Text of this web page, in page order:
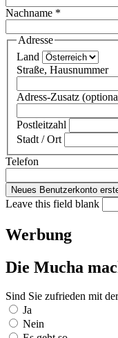
Nachname *
Adresse
Land
Straße, Hausnummer
Adress-Zusatz
Postleitzahl
Stadt / Ort
Telefon
Leave this field blank
Werbung
Die Mucha
Sind Sie zufrieden mit
Auswahlmöglichkeiten
Ja
Nein